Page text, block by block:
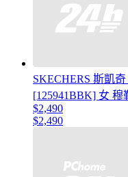
SKECHERS 斯凱奇
[125941BBK] 女
$2,490
$2,490